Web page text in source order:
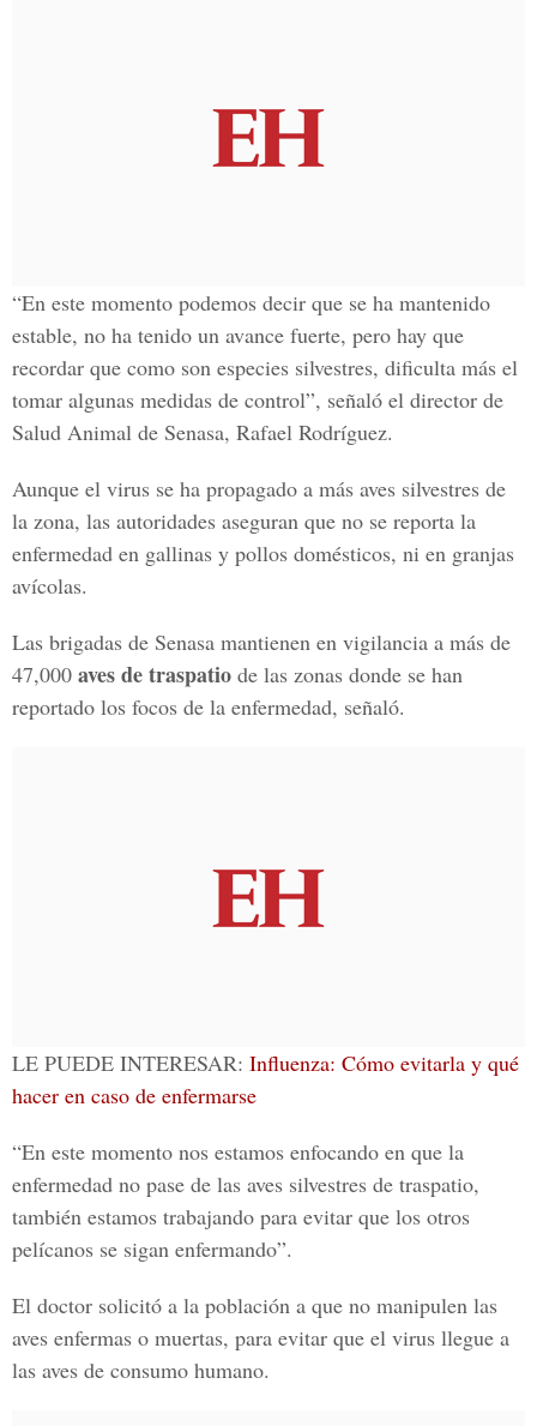
“En este momento podemos decir que se ha mantenido
estable, no ha tenido un avance fuerte, pero hay que
recordar que como son especies silvestres, dificulta más el
tomar algunas medidas de control”, señaló el director de
Salud Animal de Senasa, Rafael Rodríguez.
Aunque el virus se ha propagado a más aves silvestres de
la zona, las autoridades aseguran que no se reporta la
enfermedad en gallinas y pollos domésticos, ni en granjas
avícolas.
Las brigadas de Senasa mantienen en vigilancia a más de
47,000 aves de traspatio de las zonas donde se han
reportado los focos de la enfermedad, señaló.
LE PUEDE INTERESAR: Influenza: Cómo evitarla y qué
hacer en caso de enfermarse
“En este momento nos estamos enfocando en que la
enfermedad no pase de las aves silvestres de traspatio,
también estamos trabajando para evitar que los otros
pelícanos se sigan enfermando”.
El doctor solicitó a la población a que no manipulen las
aves enfermas o muertas, para evitar que el virus llegue a
las aves de consumo humano.